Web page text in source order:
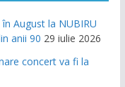
August la NUBIRU
anii 90 29 iulie 2026
concert va fi la